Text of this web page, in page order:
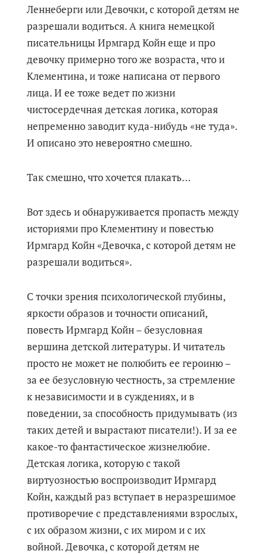
Леннеберги или Девочки, с которой детям не
разрешали водиться. А книга немецкой
писательницы Ирмгард Койн еще и про
девочку примерно того же возраста, что и
Клементина, и тоже написана от первого
лица. И ее тоже ведет по жизни
чистосердечная детская логика, которая
непременно заводит куда-нибудь «не туда».
И описано это невероятно смешно.
Так смешно, что хочется плакать…
Вот здесь и обнаруживается пропасть между
историями про Клементину и повестью
Ирмгард Койн «Девочка, с которой детям не
разрешали водиться».
С точки зрения психологической глубины,
яркости образов и точности описаний,
повесть Ирмгард Койн – безусловная
вершина детской литературы. И читатель
просто не может не полюбить ее героиню –
за ее безусловную честность, за стремление
к независимости и в суждениях, и в
поведении, за способность придумывать (из
таких детей и вырастают писатели!). И за ее
какое-то фантастическое жизнелюбие.
Детская логика, которую с такой
виртуозностью воспроизводит Ирмгард
Койн, каждый раз вступает в неразрешимое
противоречие с представлениями взрослых,
с их образом жизни, с их миром и с их
войной. Девочка, с которой детям не